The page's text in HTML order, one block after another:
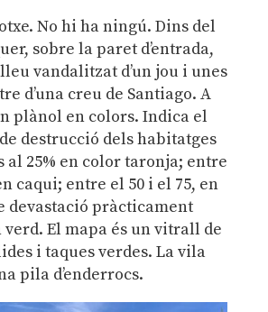
No hi ha ningú. Dins del
sobre la paret d’entrada,
vandalitzat d’un jou i unes
d’una creu de Santiago. A
plànol en colors. Indica el
destrucció dels habitatges
al 25% en color taronja; entre
caqui; entre el 50 i el 75, en
devastació pràcticament
El mapa és un vitrall de
i taques verdes. La vila
pila d’enderrocs.